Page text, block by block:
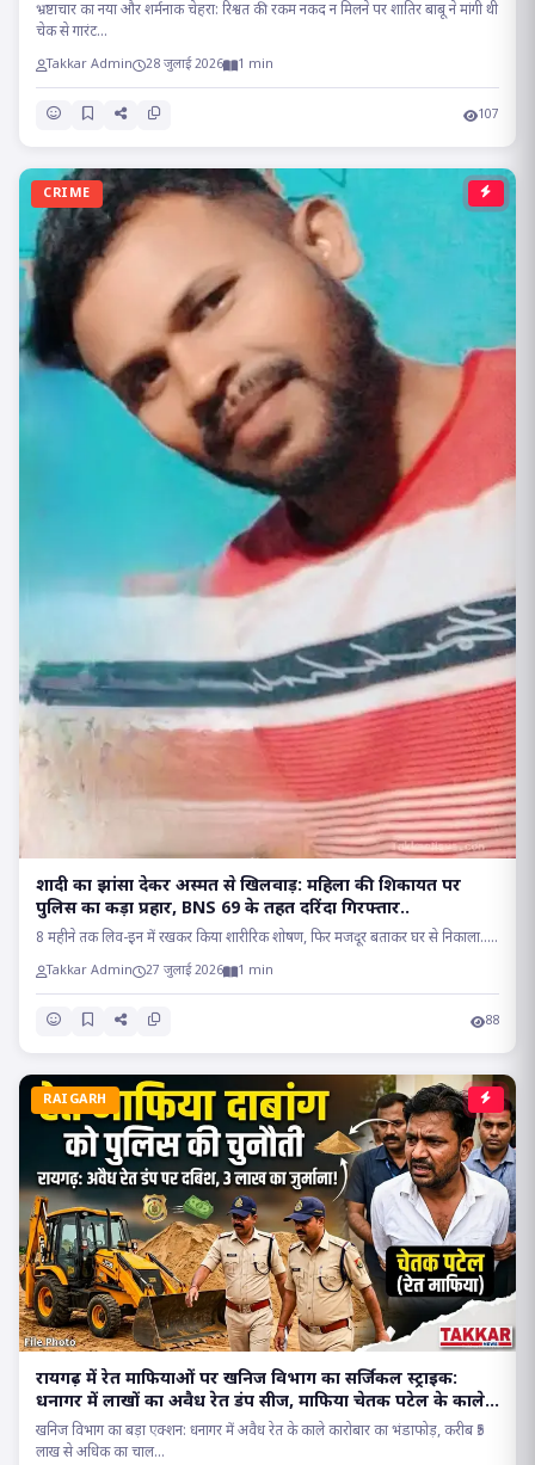
भ्रष्टाचार का नया और शर्मनाक चेहरा: रिश्वत की रकम नकद न मिलने पर शातिर बाबू ने मांगी थी
चेक से गारंट...
Takkar Admin 28 जुलाई 2026 1 min
107
CRIME
शादी का झांसा देकर अस्मत से खिलवाड़: महिला की शिकायत पर
पुलिस का कड़ा प्रहार, BNS 69 के तहत दरिंदा गिरफ्तार..
8 महीने तक लिव-इन में रखकर किया शारीरिक शोषण, फिर मजदूर बताकर घर से निकाला.....
Takkar Admin 27 जुलाई 2026 1 min
88
RAIGARH
रायगढ़ में रेत माफियाओं पर खनिज विभाग का सर्जिकल स्ट्राइक:
धनागर में लाखों का अवैध रेत डंप सीज, माफिया चेतक पटेल के काले
साम्राज्य पर प्रहार..
खनिज विभाग का बड़ा एक्शन: धनागर में अवैध रेत के काले कारोबार का भंडाफोड़, करीब ₹5
लाख से अधिक का चाल...